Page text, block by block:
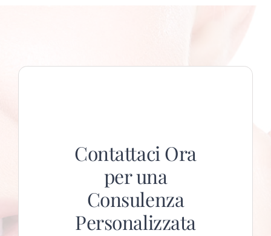
Contattaci Ora
per una
Consulenza
Personalizzata